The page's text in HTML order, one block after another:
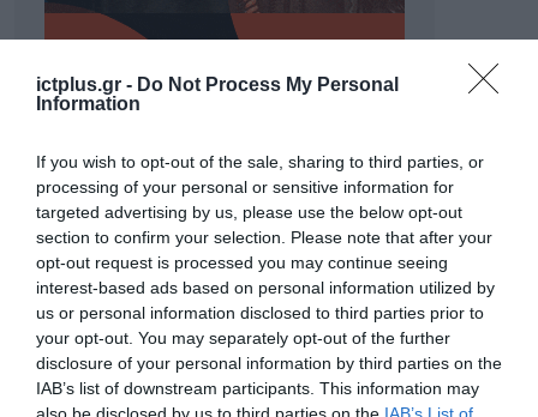
ictplus.gr - Do Not Process My Personal
Information
If you wish to opt-out of the sale, sharing to third parties, or
processing of your personal or sensitive information for
targeted advertising by us, please use the below opt-out
section to confirm your selection. Please note that after your
opt-out request is processed you may continue seeing
interest-based ads based on personal information utilized by
us or personal information disclosed to third parties prior to
your opt-out. You may separately opt-out of the further
disclosure of your personal information by third parties on the
IAB’s list of downstream participants. This information may
ΡΟΗ ΕΙΔΗΣΕΩΝ
Το χρηματοδοτούμενο
από την ΕΕ έργο “The
Gaming Police”